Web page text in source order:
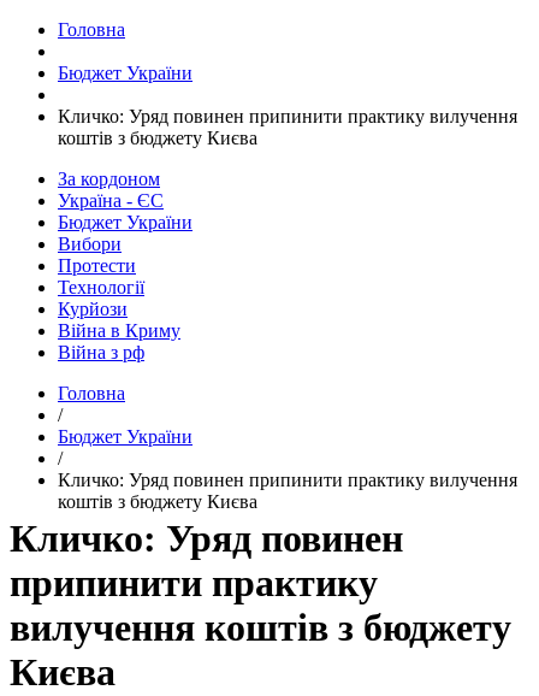
Головна
Бюджет України
Кличко: Уряд повинен припинити практику вилучення
коштів з бюджету Києва
За кордоном
Україна - ЄС
Бюджет України
Вибори
Протести
Технології
Курйози
Війна в Криму
Війна з рф
Головна
/
Бюджет України
/
Кличко: Уряд повинен припинити практику вилучення
коштів з бюджету Києва
Кличко: Уряд повинен
припинити практику
вилучення коштів з бюджету
Києва